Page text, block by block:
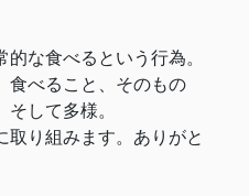
な食べるという行為。
食べること、そのもの
して多様。
取り組みます。ありがと